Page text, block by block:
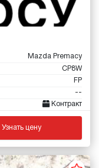
Mazda Premacy
CP8W
FP
--
Контракт
Узнать цену